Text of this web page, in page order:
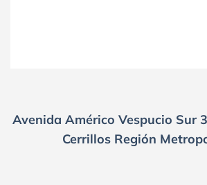
Avenida Américo Vespucio Sur
Cerrillos Región